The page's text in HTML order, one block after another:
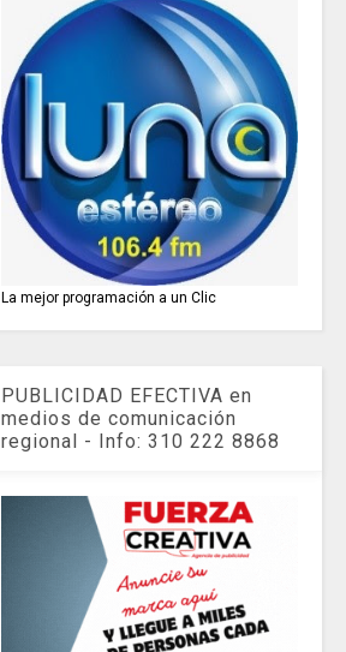
La mejor programación a un Clic
PUBLICIDAD EFECTIVA en
medios de comunicación
regional - Info: 310 222 8868